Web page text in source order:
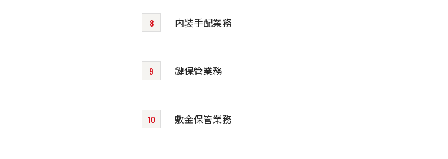
内装手配業務
鍵保管業務
敷金保管業務